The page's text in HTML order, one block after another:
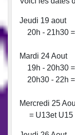
Jeudi 19 aout
20h - 21h30
Mardi 24 Aout
19h - 20h30
20h30 - 22h
Mercredi 25
= U13et U15